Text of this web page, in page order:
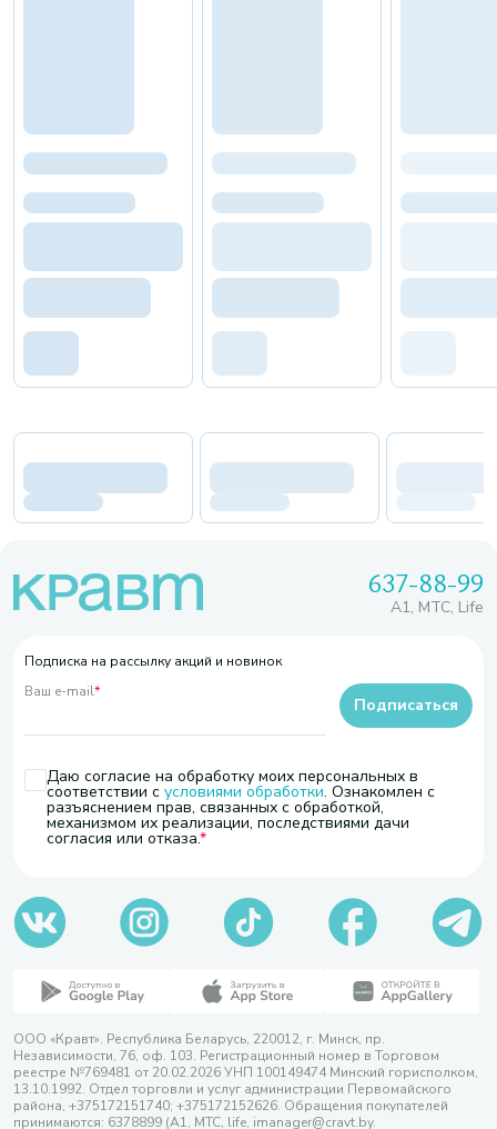
637-88-99
A1, МТС, Life
Подписка на рассылку акций и новинок
Ваш e-mail*
Даю согласие на обработку моих персональных в
соответствии с условиями обработки. Ознакомлен с
разъяснением прав, связанных с обработкой,
механизмом их реализации, последствиями дачи
согласия или отказа.
Подписаться
ООО «Кравт». Республика Беларусь, 220012, г. Минск, пр.
Независимости, 76, оф. 103. Регистрационный номер в Торговом
реестре №769481 от 20.02.2026 УНП 100149474 Минский горисполком,
13.10.1992. Отдел торговли и услуг администрации Первомайского
района, +375172151740; +375172152626. Обращения покупателей
принимаются: 6378899 (А1, МТС, life, imanager@cravt.by.